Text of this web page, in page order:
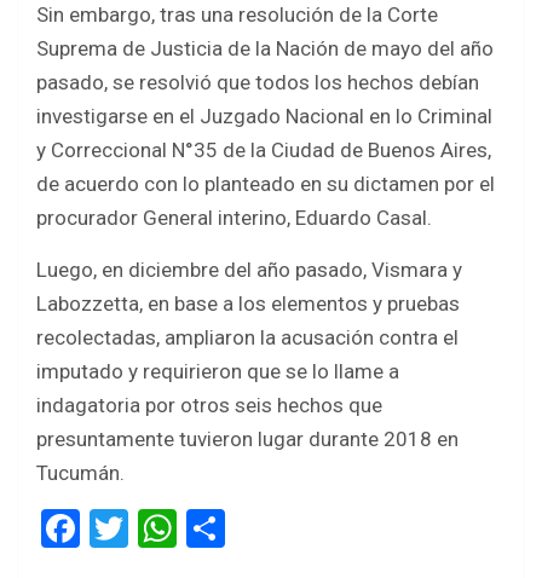
Sin embargo, tras una resolución de la Corte
Suprema de Justicia de la Nación de mayo del año
pasado, se resolvió que todos los hechos debían
investigarse en el Juzgado Nacional en lo Criminal
y Correccional N°35 de la Ciudad de Buenos Aires,
de acuerdo con lo planteado en su dictamen por el
procurador General interino, Eduardo Casal.
Luego, en diciembre del año pasado, Vismara y
Labozzetta, en base a los elementos y pruebas
recolectadas, ampliaron la acusación contra el
imputado y requirieron que se lo llame a
indagatoria por otros seis hechos que
presuntamente tuvieron lugar durante 2018 en
Tucumán.
F
T
W